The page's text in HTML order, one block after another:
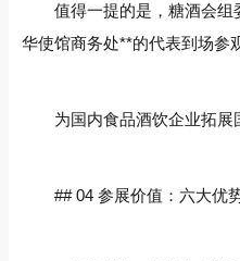
值得一提的是，糖酒会组
华使馆商务处**的代表到场参
为国内食品酒饮企业拓展
## 04 参展价值：六大优